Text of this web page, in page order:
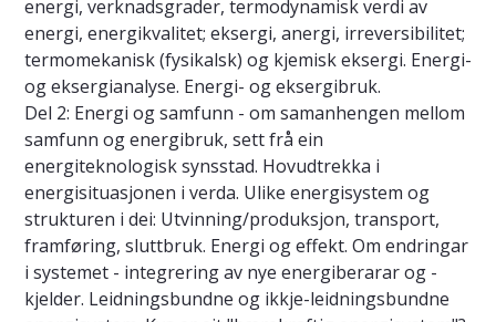
energi, verknadsgrader, termodynamisk verdi av
energi, energikvalitet; eksergi, anergi, irreversibilitet;
termomekanisk (fysikalsk) og kjemisk eksergi. Energi-
og eksergianalyse. Energi- og eksergibruk.
Del 2: Energi og samfunn - om samanhengen mellom
samfunn og energibruk, sett frå ein
energiteknologisk synsstad. Hovudtrekka i
energisituasjonen i verda. Ulike energisystem og
strukturen i dei: Utvinning/produksjon, transport,
framføring, sluttbruk. Energi og effekt. Om endringar
i systemet - integrering av nye energiberarar og -
kjelder. Leidningsbundne og ikkje-leidningsbundne